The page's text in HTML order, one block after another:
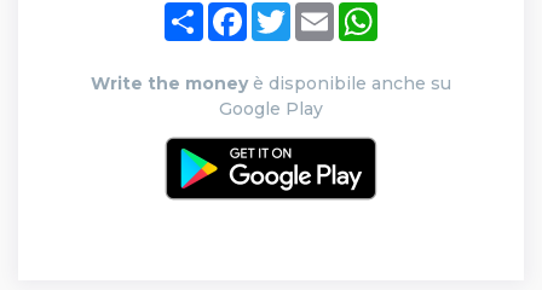
CondividiFacebookTwitterEmail
Write the moneyè disponibile anche su
Google Play